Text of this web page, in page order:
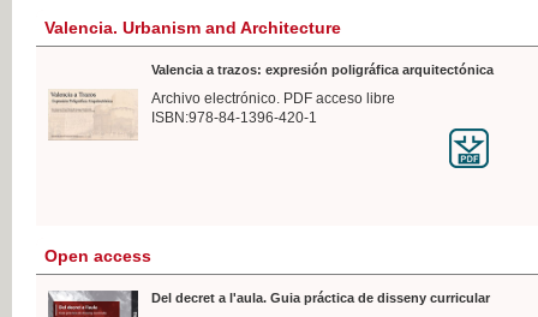
Valencia. Urbanism and Architecture
Valencia a trazos: expresión poligráfica arquitectónica
Archivo electrónico. PDF acceso libre
ISBN:978-84-1396-420-1
Open access
Del decret a l'aula. Guia práctica de disseny curricular